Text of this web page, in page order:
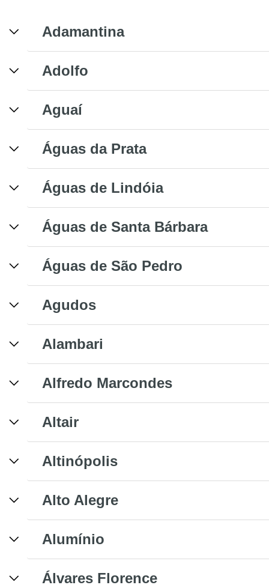
Adamantina
Adolfo
Aguaí
Águas da Prata
Águas de Lindóia
Águas de Santa Bárbara
Águas de São Pedro
Agudos
Alambari
Alfredo Marcondes
Altair
Altinópolis
Alto Alegre
Alumínio
Álvares Florence